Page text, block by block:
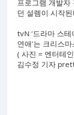
프로그램 개발자
던 설렘이 시작된
tvN ‘드라마 스테
연애’는 크리스
( 사진 = 엔터테
김수정 기자